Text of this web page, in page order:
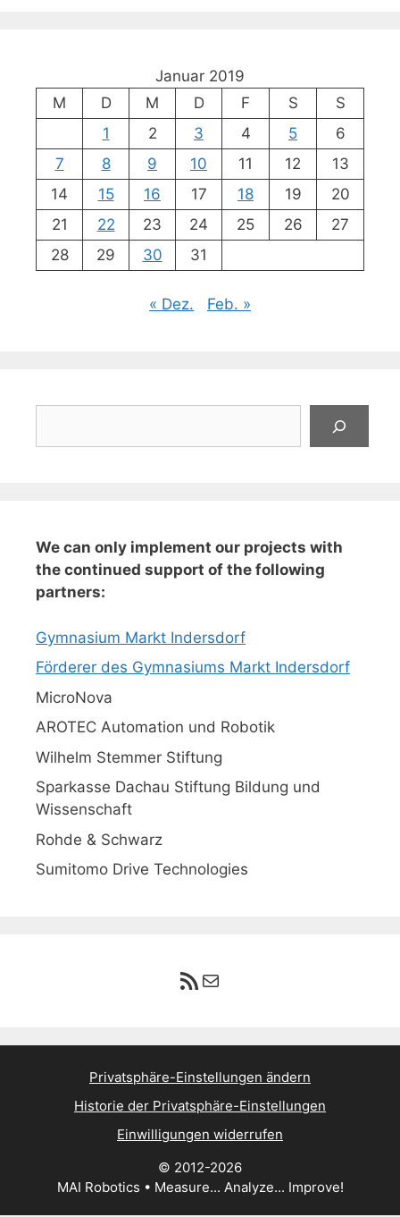
Januar 2019
M
D M D F S
S
1
2 3 4 5
6
7
8 9 10 11 12
13
14
15 16 17 18 19
20
21
22 23 24 25 26
27
28
29 30 31
« Dez. Feb. »
We can only implement our projects with
the continued support of the following
partners:
Gymnasium Markt Indersdorf
Förderer des Gymnasiums Markt Indersdorf
MicroNova
AROTEC Automation und Robotik
Wilhelm Stemmer Stiftung
Sparkasse Dachau Stiftung Bildung und
Wissenschaft
Rohde & Schwarz
Sumitomo Drive Technologies
RSS-Feed
E-Mail
Privatsphäre-Einstellungen ändern
Historie der Privatsphäre-Einstellungen
Einwilligungen widerrufen
© 2012-2026
MAI Robotics • Measure... Analyze... Improve!